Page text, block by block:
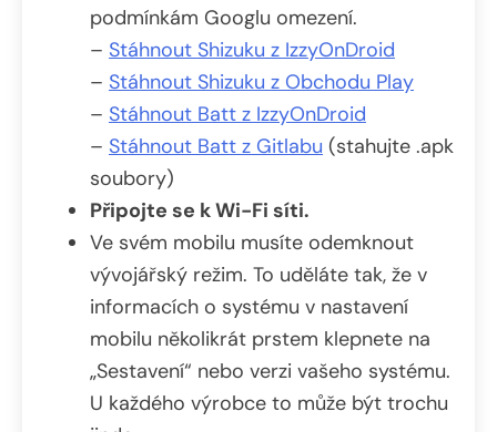
podmínkám Googlu omezení.
– Stáhnout Shizuku z IzzyOnDroid
– Stáhnout Shizuku z Obchodu Play
– Stáhnout Batt z IzzyOnDroid
– Stáhnout Batt z Gitlabu (stahujte .apk
soubory)
Připojte se k Wi-Fi síti.
Ve svém mobilu musíte odemknout
vývojářský režim. To uděláte tak, že v
informacích o systému v nastavení
mobilu několikrát prstem klepnete na
„Sestavení“ nebo verzi vašeho systému.
U každého výrobce to může být trochu